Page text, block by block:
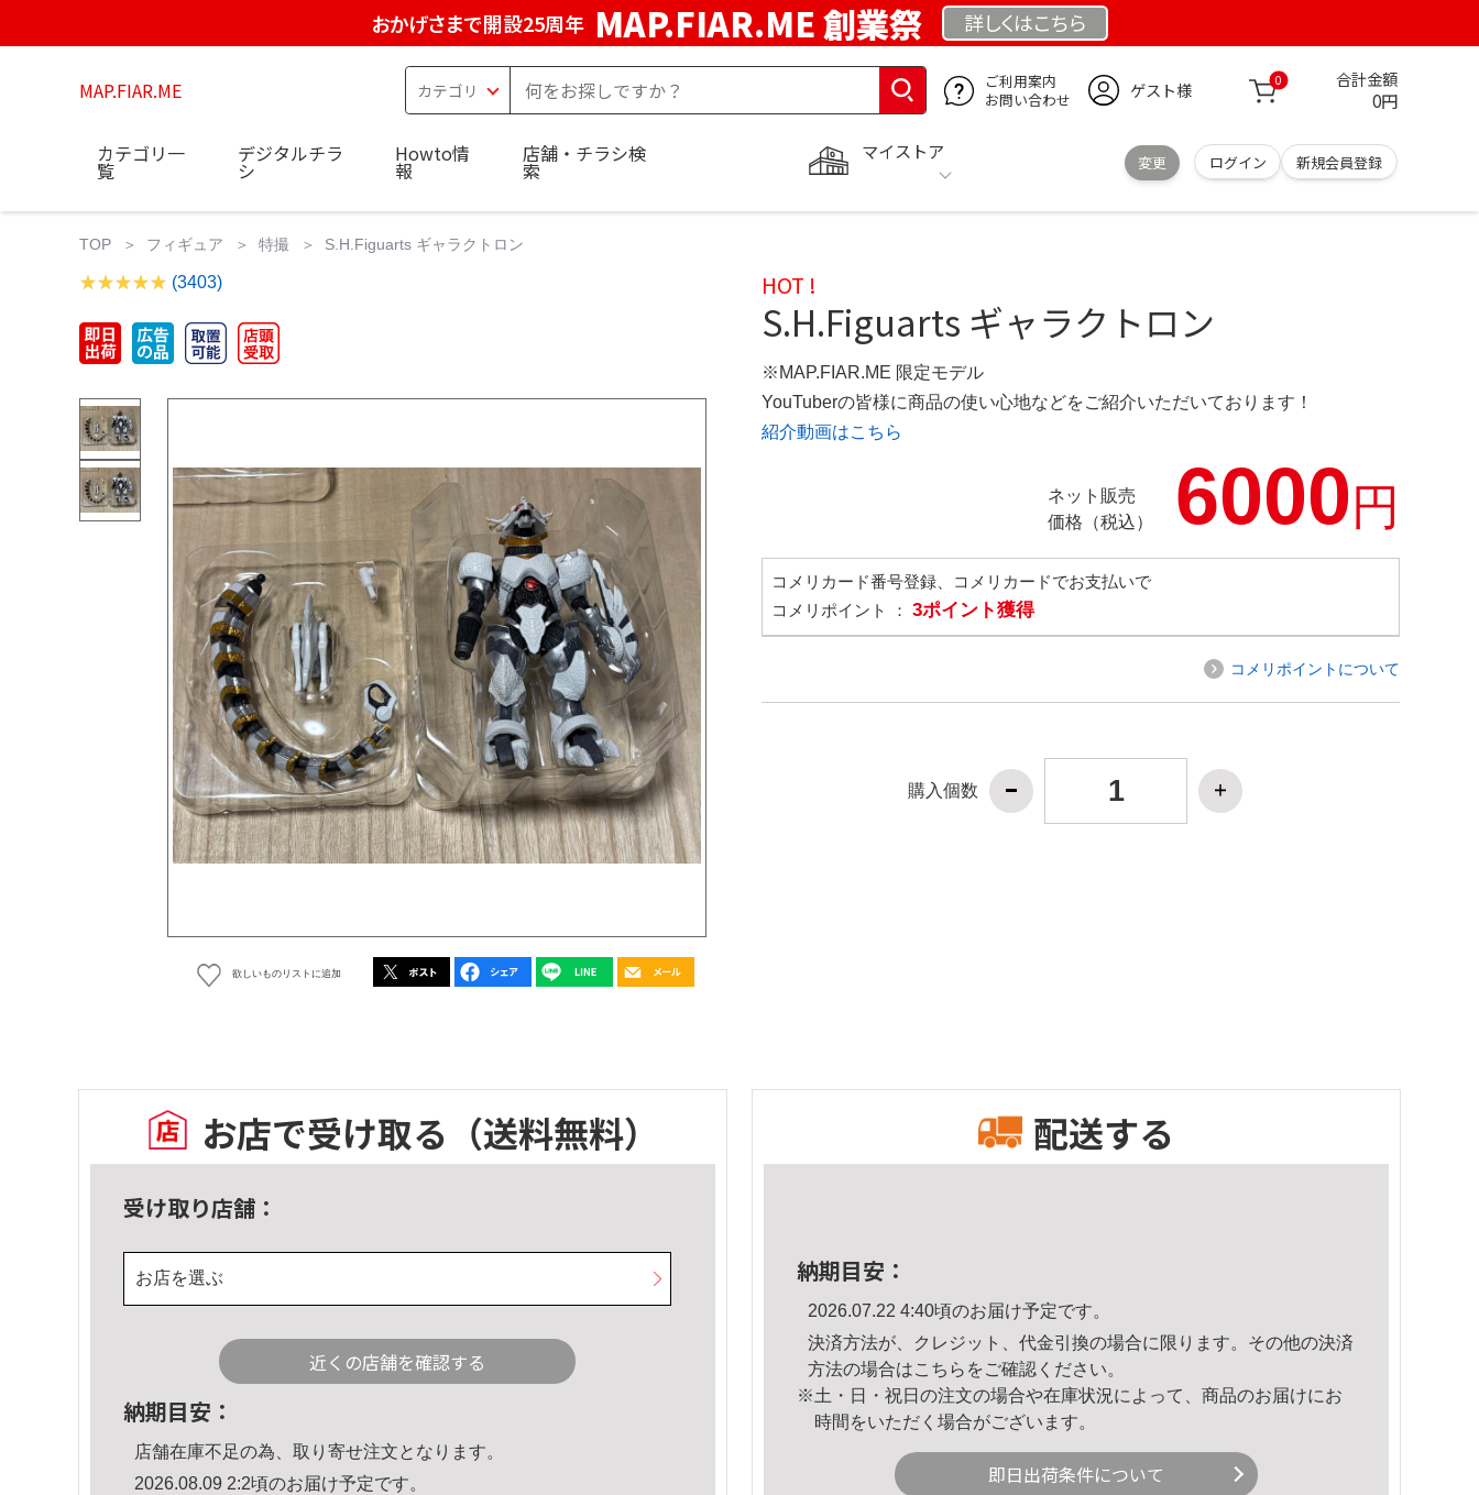
おかげさまで開設25周年 MAP.FIAR.ME 創業祭 詳しくはこちら
MAP.FIAR.ME
ご利用案内
お問い合わせ
ゲスト様 0 合計金額
0円
マイストア
変更 ログイン 新規会員登録
カテゴリ一
覧
デジタルチラ
シ
Howto情
報
店舗・チラシ検
索
TOP フィギュア 特撮 S.H.Figuarts ギャラクトロン
(3403)
欲しいものリストに追加
HOT !
S.H.Figuarts ギャラクトロン
※MAP.FIAR.ME 限定モデル
YouTuberの皆様に商品の使い心地などをご紹介いただいております！
紹介動画はこちら
ネット販売
価格（税込）
6000円
コメリカード番号登録、コメリカードでお支払いで
コメリポイント ： 3ポイント獲得
コメリポイントについて
購入個数
お店で受け取る （送料無料）
受け取り店舗：
お店を選ぶ
近くの店舗を確認する
納期目安：
店舗在庫不足の為、取り寄せ注文となります。
2026.08.09 2:2頃のお届け予定です。
配送する
納期目安：
2026.07.22 4:40頃のお届け予定です。
決済方法が、クレジット、代金引換の場合に限ります。その他の決済
方法の場合はこちら をご確認ください。
※土・日・祝日の注文の場合や在庫状況によって、商品のお届けにお
時間をいただく場合がございます。
即日出荷条件について